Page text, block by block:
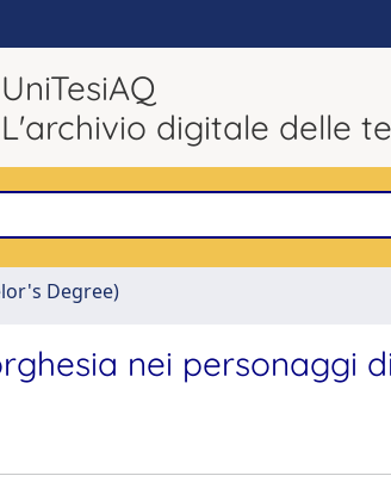
UniTesiAQ
L'archivio digitale delle
Degree)
nei personaggi